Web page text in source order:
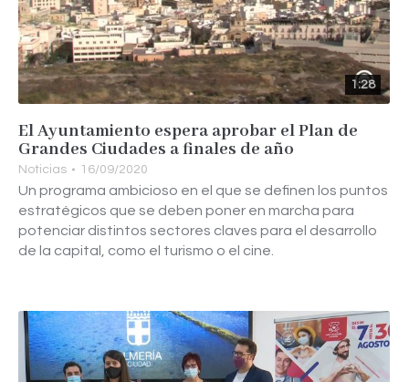
1:28
El Ayuntamiento espera aprobar el Plan de
Grandes Ciudades a finales de año
Noticias 16/09/2020
Un programa ambicioso en el que se definen los puntos
estratégicos que se deben poner en marcha para
potenciar distintos sectores claves para el desarrollo
de la capital, como el turismo o el cine.